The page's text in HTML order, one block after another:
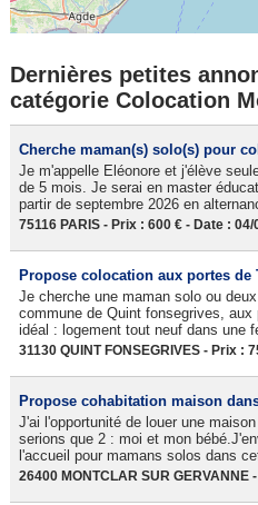
Dernières petites
catégorie Colocation
Cherche maman(s) solo(s) pour
Je m'appelle Eléonore et j'élève
de 5 mois. Je serai en master
partir de septembre 2026 en
75116 PARIS - Prix : 600 € - Date : 04/
Propose colocation aux portes de
Je cherche une maman solo ou
commune de Quint fonsegrives,
idéal : logement tout neuf dans une
31130 QUINT FONSEGRIVES - Prix :
Propose cohabitation maison
J'ai l'opportunité de louer une
serions que 2 : moi et mon
l'accueil pour mamans solos dans
26400 MONTCLAR SUR GERVANNE